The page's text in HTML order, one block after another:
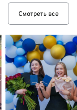
Смотреть все